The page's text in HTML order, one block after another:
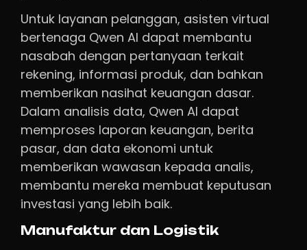
Untuk layanan pelanggan, asisten virtual
bertenaga Qwen AI dapat membantu
nasabah dengan pertanyaan terkait
rekening, informasi produk, dan bahkan
memberikan nasihat keuangan dasar.
Dalam analisis data, Qwen AI dapat
memproses laporan keuangan, berita
pasar, dan data ekonomi untuk
memberikan wawasan kepada analis,
membantu mereka membuat keputusan
investasi yang lebih baik.
Manufaktur dan Logistik